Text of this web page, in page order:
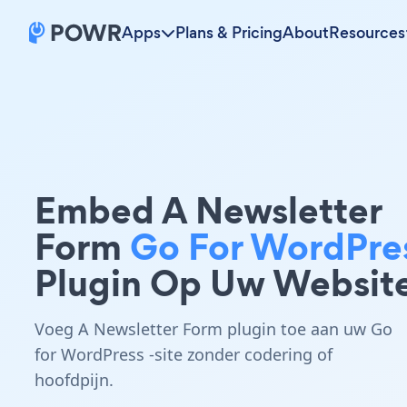
Apps Plans & PricingAboutResources
Embed A Newsletter
Form Go For
Plugin Op Uw
Voeg A Newsletter Form plugin toe aan uw Go
for WordPress -site zonder codering of
hoofdpijn.